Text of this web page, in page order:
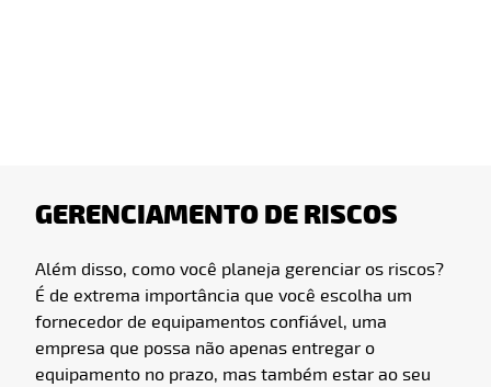
GERENCIAMENTO DE RISCOS
Além disso, como você planeja gerenciar os riscos?
É de extrema importância que você escolha um
fornecedor de equipamentos confiável, uma
empresa que possa não apenas entregar o
equipamento no prazo, mas também estar ao seu